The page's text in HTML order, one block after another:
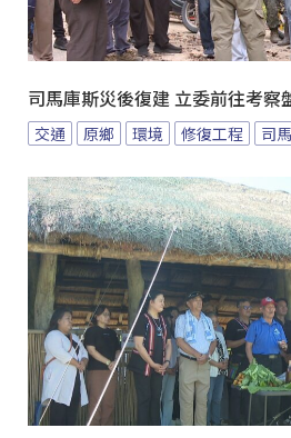
司馬庫斯災後復建 立委前往考察
交通 原鄉 環境 修復工程 司